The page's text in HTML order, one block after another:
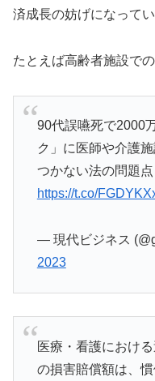
済成長の妨げになってい
たとえば高齢者施設での
90代誤嚥死で2000
ク」に医師や介護
つかない法の問題点
https://t.co/
— 現代ビジネス
2023
医療・看護におけ
の損害賠償額は、